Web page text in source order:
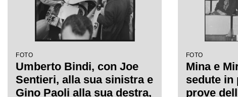
FOTO
Umberto Bindi, con Joe
Sentieri, alla sua sinistra e
Gino Paoli alla sua destra,
FOTO
Mina e
sedute in
prove